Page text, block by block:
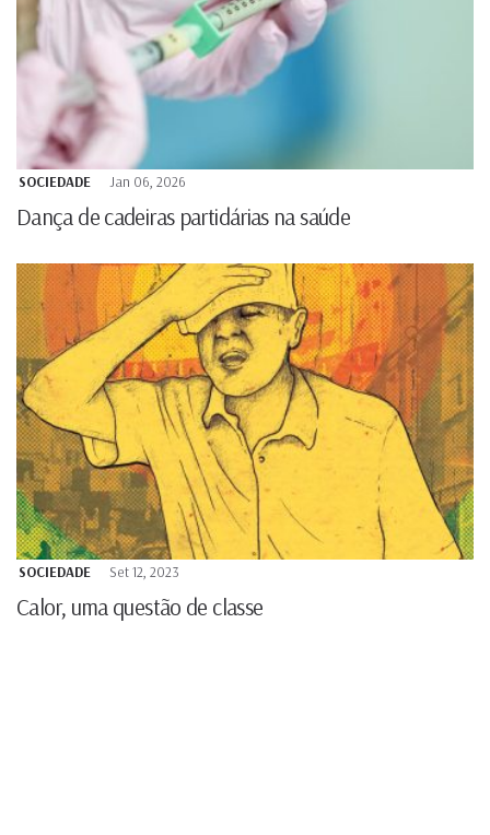
SOCIEDADE Jan 06, 2026
Dança de cadeiras partidárias na saúde
SOCIEDADE Set 12, 2023
Calor, uma questão de classe